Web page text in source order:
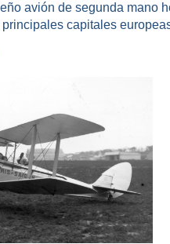
avión de segunda mano
capitales